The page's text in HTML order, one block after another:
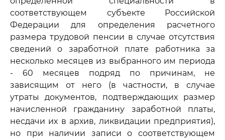
соответствующем субъекте Российской
Федерации для определения расчетного
размера трудовой пенсии в случае отсутствия
сведений о заработной плате работника за
несколько месяцев из выбранного им периода
- 60 месяцев подряд по причинам, не
зависящим от него (в частности, в случае
утраты документов, подтверждающих размер
начисленной гражданину заработной платы,
несдачи их в архив, ликвидации предприятия),
но при наличии записи о соответствующем